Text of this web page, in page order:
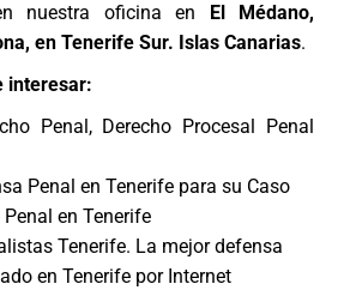
nuestra oficina en El Médano,
en Tenerife Sur. Islas Canarias.
interesar:
Penal, Derecho Procesal Penal
Penal en Tenerife para su Caso
en Tenerife
Tenerife. La mejor defensa
en Tenerife por Internet